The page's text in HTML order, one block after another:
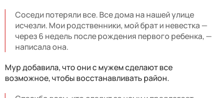
Соседи потеряли все. Все дома на нашей улице
исчезли. Мои родственники, мой брат и невестка —
через 6 недель после рождения первого ребенка, —
написала она.
Мур добавила, что они с мужем сделают все
возможное, чтобы восстанавливать район.